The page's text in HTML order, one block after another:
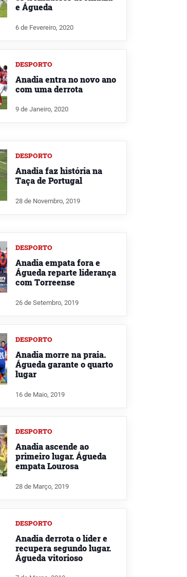
e Águeda
6 de Fevereiro, 2020
DESPORTO
Anadia entra no novo ano
com uma derrota
9 de Janeiro, 2020
DESPORTO
Anadia faz história na
Taça de Portugal
28 de Novembro, 2019
DESPORTO
Anadia empata fora e
Águeda reparte liderança
com Torreense
26 de Setembro, 2019
DESPORTO
Anadia morre na praia.
Águeda garante o quarto
lugar
16 de Maio, 2019
DESPORTO
Anadia ascende ao
primeiro lugar. Águeda
empata Lourosa
28 de Março, 2019
DESPORTO
Anadia derrota o líder e
recupera segundo lugar.
Águeda vitorioso